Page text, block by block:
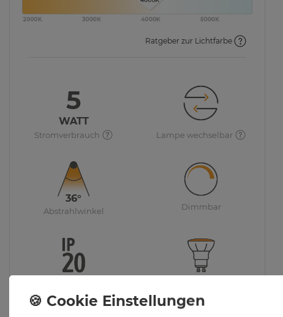
Ratgeber zur Lichtfarbe
5
WATT
Stromverbrauch Lampe wechselbar
36°
Abstrahlwinkel Dimmbar